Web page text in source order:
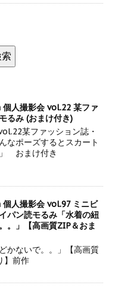
人撮影会 vol.22 某ファ
るみ (おまけ付き)
某ファッション誌・
ポーズするとスカート
おまけ付き
人撮影会 vol.97 ミニビ
パン読モるみ「水着の紐
。」【高画質ZIP＆おま
かないで。。」【高画質
】前作